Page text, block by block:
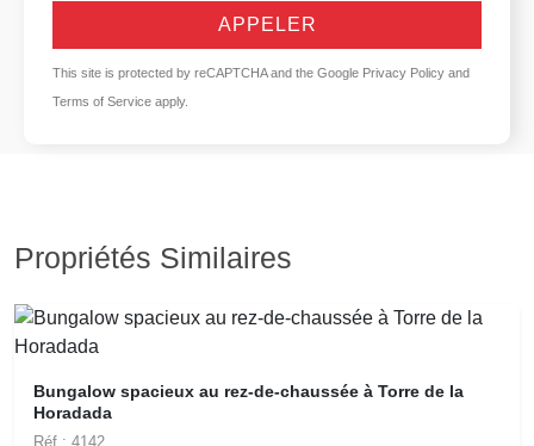
APPELER
This site is protected by reCAPTCHA and the Google Privacy Policy and
Terms of Service apply.
Propriétés Similaires
Bungalow spacieux au rez-de-chaussée à Torre de la
Horadada
Réf.: 4142